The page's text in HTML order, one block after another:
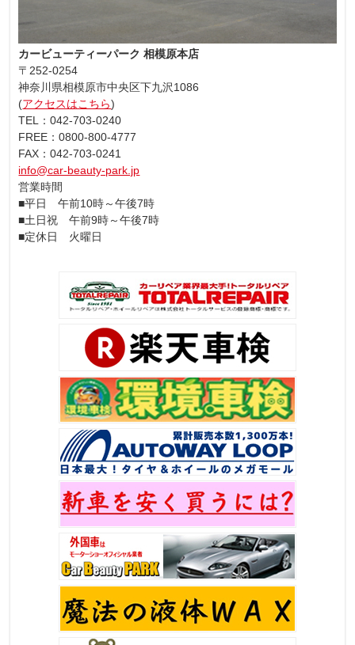
カービューティーパーク 相模原本店
〒252-0254
神奈川県相模原市中央区下九沢1086
(アクセスはこちら)
TEL：042-703-0240
FREE：0800-800-4777
FAX：042-703-0241
info@car-beauty-park.jp
営業時間
■平日 午前10時～午後7時
■土日祝 午前9時～午後7時
■定休日 火曜日